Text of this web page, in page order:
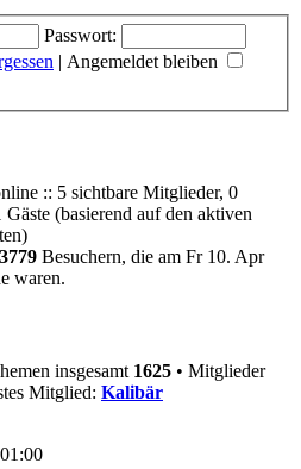
Passwort:
| Angemeldet bleiben
:: 5 sichtbare Mitglieder, 0
(basierend auf den aktiven
3779 Besuchern, die am Fr 10. Apr
waren.
insgesamt 1625 • Mitglieder
Mitglied: Kalibär